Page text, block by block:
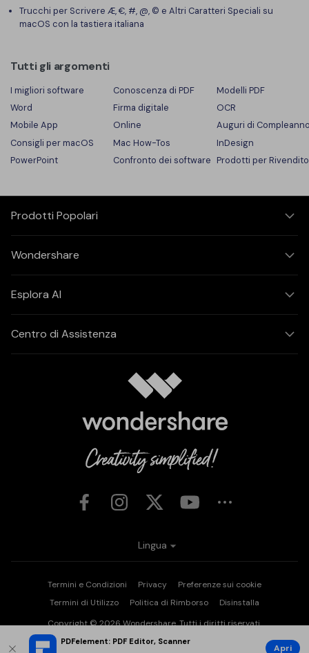
PDFelement: PDF Editor, Scanner
Apri
Trucchi per Scrivere Æ, €, #, @, © e Altri Caratteri Speciali su
macOS con la tastiera italiana
Tutti gli argomenti
I migliori software Conoscenza di PDF
Modelli PDF
Word
Firma digitale
OCR
Mobile App
Online
Auguri di
Consigli per macOS
Mac How-Tos
InDesign
PowerPoint
Confronto dei software Prodotti per
Prodotti Popolari
Wondershare
Esplora AI
Centro di Assistenza
Termini e Condizioni Privacy
Preferenze sui cookie
Termini di Utilizzo
Politica di Rimborso
Disinstalla
Copyright © 2026Wondershare. Tutti i diritti riservati.
Lingua